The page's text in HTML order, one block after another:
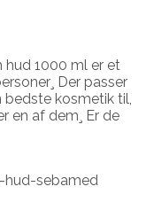
hud 1000 ml er et
Der passer
bedste kosmetik til,
en af dem¸ Er de
hud-sebamed